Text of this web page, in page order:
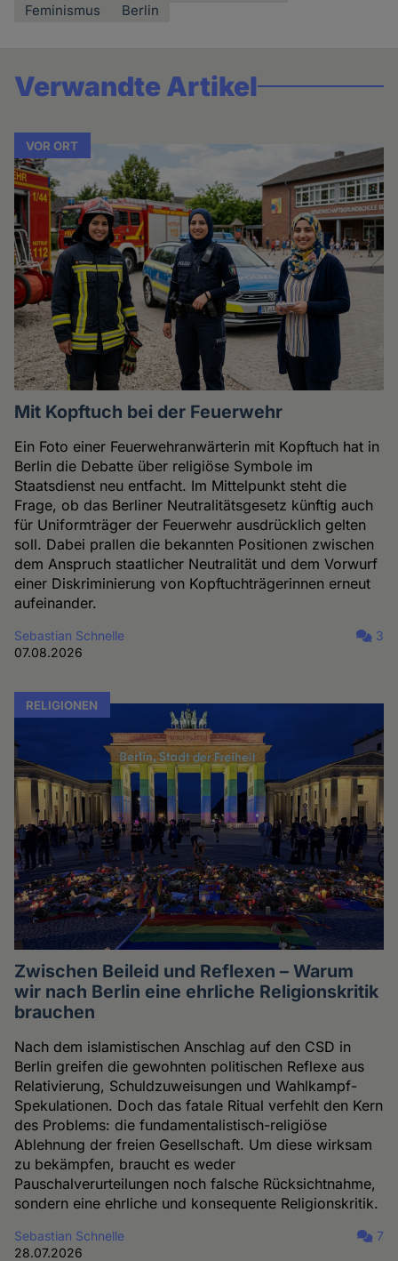
Feminismus
Berlin
Verwandte Artikel
VOR ORT
Mit Kopftuch bei der Feuerwehr
Ein Foto einer Feuerwehranwärterin mit Kopftuch hat in
Berlin die Debatte über religiöse Symbole im
Staatsdienst neu entfacht. Im Mittelpunkt steht die
Frage, ob das Berliner Neutralitätsgesetz künftig auch
für Uniformträger der Feuerwehr ausdrücklich gelten
soll. Dabei prallen die bekannten Positionen zwischen
dem Anspruch staatlicher Neutralität und dem Vorwurf
einer Diskriminierung von Kopftuchträgerinnen erneut
aufeinander.
Sebastian Schnelle
07.08.2026
3
RELIGIONEN
Zwischen Beileid und Reflexen – Warum
wir nach Berlin eine ehrliche Religionskritik
brauchen
Nach dem islamistischen Anschlag auf den CSD in
Berlin greifen die gewohnten politischen Reflexe aus
Relativierung, Schuldzuweisungen und Wahlkampf-
Spekulationen. Doch das fatale Ritual verfehlt den Kern
des Problems: die fundamentalistisch-religiöse
Ablehnung der freien Gesellschaft. Um diese wirksam
zu bekämpfen, braucht es weder
Pauschalverurteilungen noch falsche Rücksichtnahme,
sondern eine ehrliche und konsequente Religionskritik.
Sebastian Schnelle
28.07.2026
7